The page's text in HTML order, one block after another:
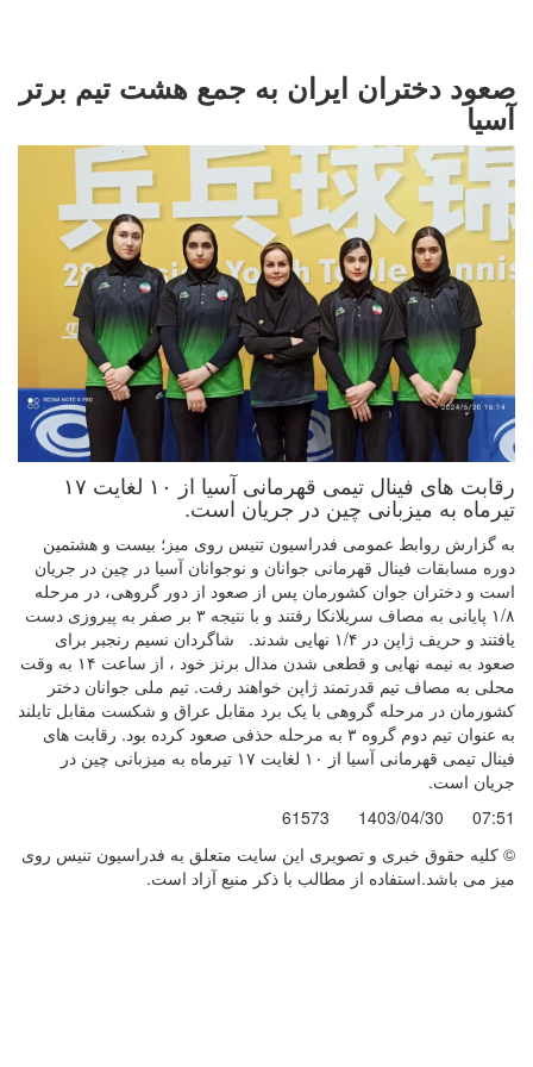
صعود دختران ایران به جمع هشت تیم برتر
آسیا
رقابت های فینال تیمی قهرمانی آسیا از ۱۰ لغایت ۱۷
تیرماه به میزبانی چین در جریان است.
به گزارش روابط عمومی فدراسیون تنیس روی میز؛ بیست و هشتمین
دوره مسابقات فینال قهرمانی جوانان و نوجوانان آسیا در چین در جریان
است و دختران جوان کشورمان پس از صعود از دور گروهی، در مرحله
۱/۸ پایانی به مصاف سریلانکا رفتند و با نتیجه ۳ بر صفر به پیروزی دست
یافتند و حریف ژاپن در ۱/۴ نهایی شدند. شاگردان نسیم رنجبر برای
صعود به نیمه نهایی و قطعی شدن مدال برنز خود ، از ساعت ۱۴ به وقت
محلی به مصاف تیم قدرتمند ژاپن خواهند رفت. تیم ملی جوانان دختر
کشورمان در مرحله گروهی با یک برد مقابل عراق و شکست مقابل تایلند
به عنوان تیم دوم گروه ۳ به مرحله حذفی صعود کرده بود. رقابت های
فینال تیمی قهرمانی آسیا از ۱۰ لغایت ۱۷ تیرماه به میزبانی چین در
جریان است.
07:51
1403/04/30
61573
© کليه حقوق خبری و تصويری اين سايت متعلق به فدراسیون تنیس روی
میز می باشد.استفاده از مطالب با ذكر منبع آزاد است.